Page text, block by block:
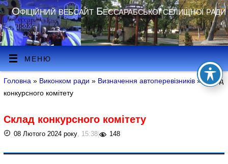
Офіційний вебсайт Бессарабської селищної ради
МЕНЮ
Головна » Виконком ради» Визначення автоперевізників» Склад
конкурсного комітету
Склад конкурсного комітету
08 Лютого 2024 року, 15:38| 148